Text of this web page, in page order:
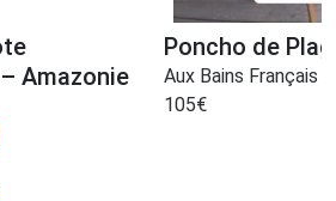
Amazonie
Poncho de
Aux Bains Français
105€